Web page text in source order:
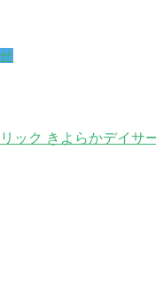
ック きよらかデイ